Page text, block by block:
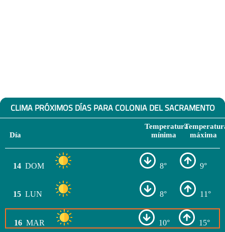
CLIMA PRÓXIMOS DÍAS PARA COLONIA DEL SACRAMENTO
Día
Temperatura
mínima
máxima
14 DOM 8° 9°
15 LUN 8° 11°
16 MAR 10° 15°